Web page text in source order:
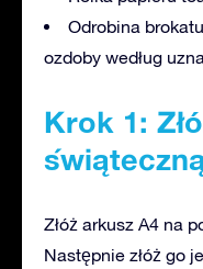
Odrobina
ozdoby według
Krok 1:
świąteczną
Złóż arkusz A4 na
Następnie złóż go